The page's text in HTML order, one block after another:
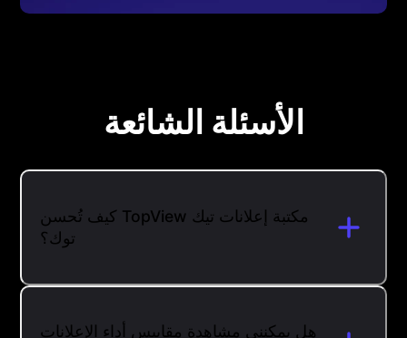
الأسئلة الشائعة
كيف تُحسن TopView مكتبة إعلانات تيك
توك؟
هل يمكنني مشاهدة مقاييس أداء الإعلانات